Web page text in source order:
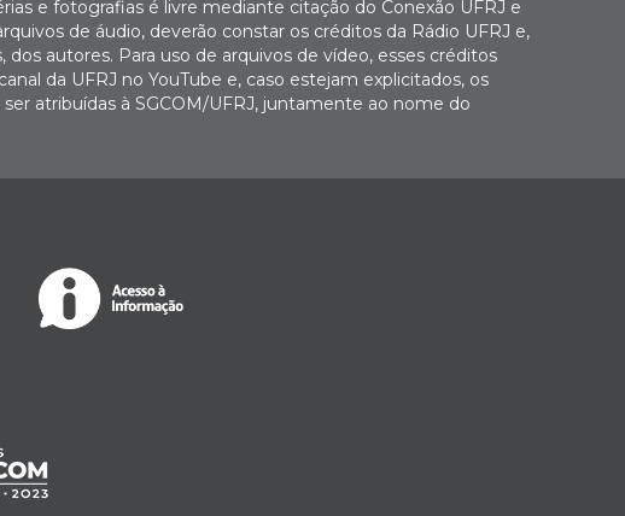
e fotografias é livre mediante citação do Conexão UFRJ e
de áudio, deverão constar os créditos da Rádio UFRJ e,
dos autores. Para uso de arquivos de vídeo, esses créditos
da UFRJ no YouTube e, caso estejam explicitados, os
atribuídas à SGCOM/UFRJ, juntamente ao nome do